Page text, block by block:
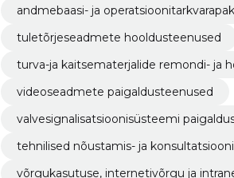
andmebaasi- ja
tuletõrjeseadmete hooldusteenused
turva-ja kaitsematerjalide remondi- ja
videoseadmete paigaldusteenused
valvesignalisatsioonisüsteemi
tehnilised nõustamis- ja
võrgukasutuse, internetivõrgu ja